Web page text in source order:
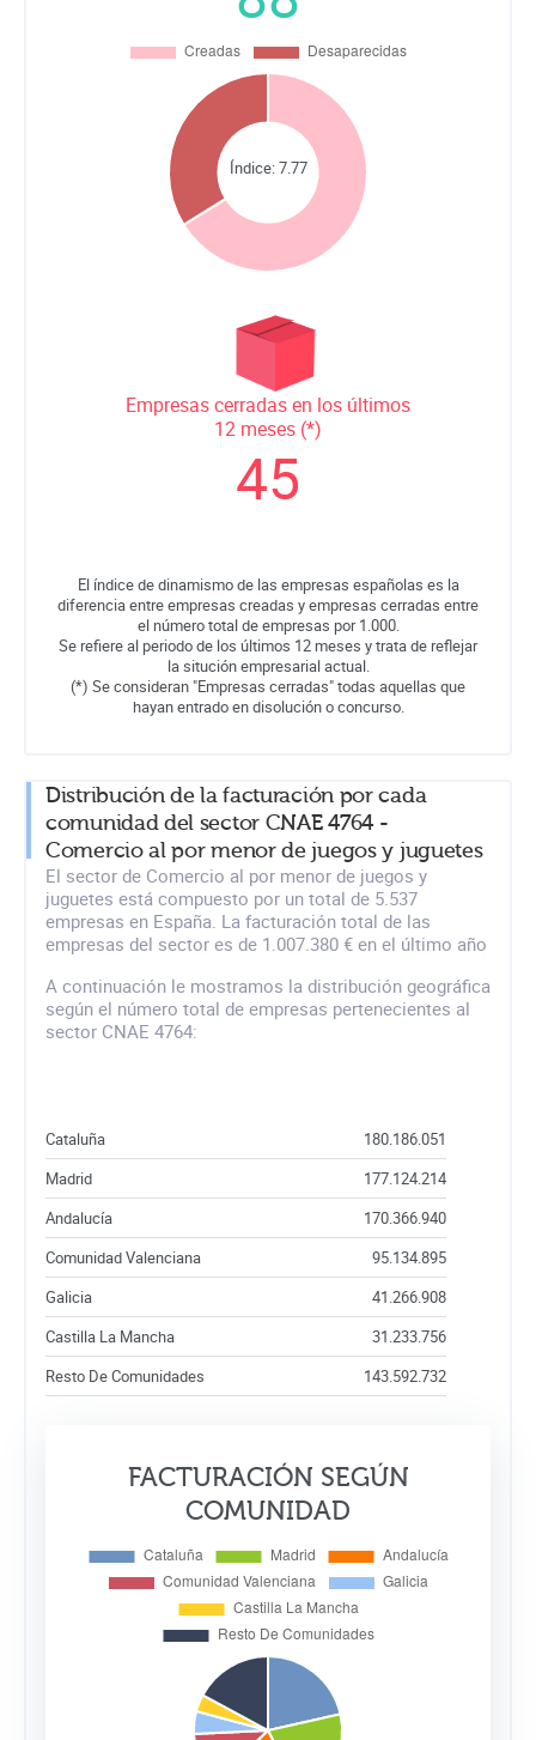
Índice:7.77
Empresas cerradas en los últimos
12 meses (*)
45
El índice de dinamismo de las empresas españolas es la
diferencia entre empresas creadas y empresas cerradas entre
el número total de empresas por 1.000.
Se refiere al periodo de los últimos 12 meses y trata de reflejar
la situción empresarial actual.
(*) Se consideran "Empresas cerradas" todas aquellas que
hayan entrado en disolución o concurso.
Distribución de la facturación por cada
comunidad del sector CNAE 4764 -
Comercio al por menor de juegos y juguetes
El sector de Comercio al por menor de juegos y
juguetes está compuesto por un total de 5.537
empresas en España. La facturación total de las
empresas del sector es de 1.007.380 € en el último año
A continuación le mostramos la distribución geográfica
según el número total de empresas pertenecientes al
sector CNAE 4764:
Cataluña
180.186.051
Madrid
177.124.214
Andalucía
170.366.940
Comunidad Valenciana
95.134.895
Galicia
41.266.908
Castilla La Mancha
31.233.756
Resto De Comunidades
143.592.732
FACTURACIÓN SEGÚN
COMUNIDAD